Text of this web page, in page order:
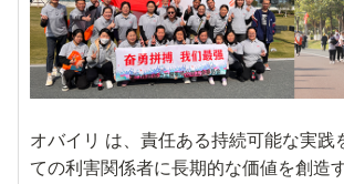
オバイリ は、責任ある持続可能な実践
ての利害関係者に長期的な価値を創造